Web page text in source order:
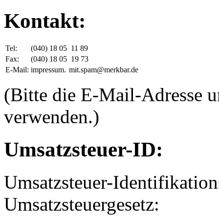
Kontakt:
Tel: (040) 18 05 11 89
Fax:
(040) 18 05 19 73
E-Mail: impressum. mit.spam@merkbar.de
(Bitte die E-Mail-Adresse
verwenden.)
Umsatzsteuer-ID:
Umsatzsteuer-
Umsatzsteuergesetz: